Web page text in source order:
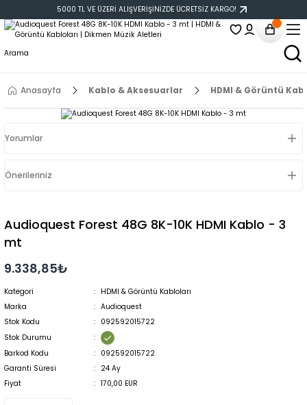
5000 TL VE ÜZERİ ALIŞVERİŞİNİZDE ÜCRETSİZ KARGO!
Anasayfa Kablo & Aksesuarlar HDMI & Görüntü
Yorumlar
Önerileriniz
Audioquest Forest 48G 8K-10K HDMI Kablo - 3
mt
9.338,85₺
Kategori
HDMI & Görüntü Kabloları
Marka
Audioquest
Stok Kodu
092592015722
Stok Durumu
Barkod Kodu
092592015722
Garanti Süresi
24 Ay
Fiyat
170,00 EUR